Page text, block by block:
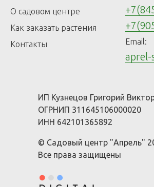
О садовом центре
Как заказать растения
Контакты
Email:
aprel-
© Садовый центр "Апрель"
Все права защищены
ИП Кузнецов Григорий
ОГРНИП 311645106000020
ИНН 642101365892